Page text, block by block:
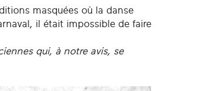
masquées où la danse
il était impossible de faire
qui, à notre avis, se